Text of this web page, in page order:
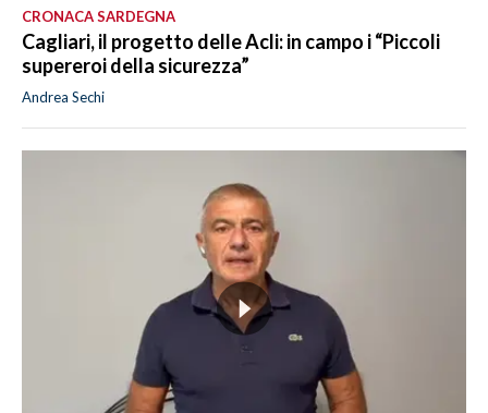
CRONACA SARDEGNA
Cagliari, il progetto delle Acli: in campo i “Piccoli
supereroi della sicurezza”
Andrea Sechi